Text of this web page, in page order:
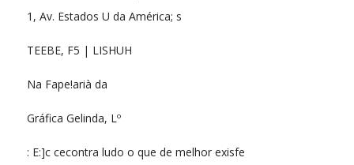
1, Av. Estados U da América; s
TEEBE, F5 | LISHUH
Na Fape!arià da
Gráfica Gelinda, Lº
: E:]c cecontra ludo o que de melhor exisfe